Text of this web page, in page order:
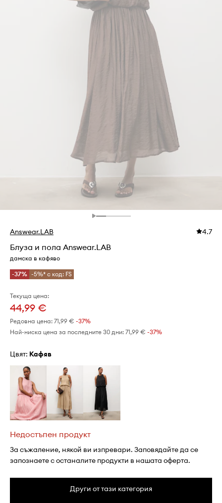
Answear.LAB 4.7
Блуза и пола Answear.LAB
дамска в кафяво
-37% -5%* с код: FS
Текуща цена:
44,99 €
Редовна цена: 71,99 € -37%
Най-ниска цена за последните 30 дни: 71,99 € -37%
Цвят: кафяв
Недостъпен продукт
За съжаление, някой ви изпревари. Заповядайте да се
запознаете с останалите продукти в нашата оферта.
Други от тази категория